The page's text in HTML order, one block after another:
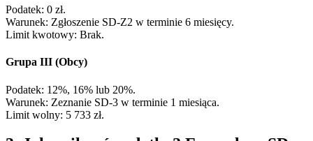
Podatek: 0 zł.
Warunek: Zgłoszenie SD-Z2 w terminie 6 miesięcy.
Limit kwotowy: Brak.
Grupa III (Obcy)
Podatek: 12%, 16% lub 20%.
Warunek: Zeznanie SD-3 w terminie 1 miesiąca.
Limit wolny: 5 733 zł.